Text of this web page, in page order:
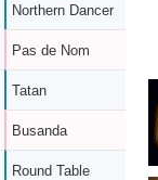
Northern Dancer
Pas de Nom
Tatan
Busanda
Round Table